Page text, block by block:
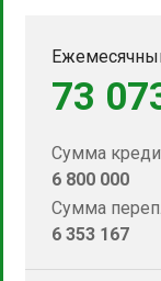
73
Сумма
6 800 000
Сумма
6 353 167